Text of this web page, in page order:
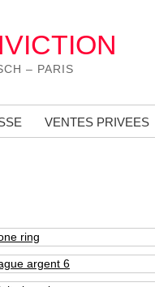
– PARIS
VENTES PRIVEES